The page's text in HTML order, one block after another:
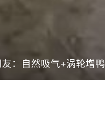
：自然吸气+涡轮增鸭